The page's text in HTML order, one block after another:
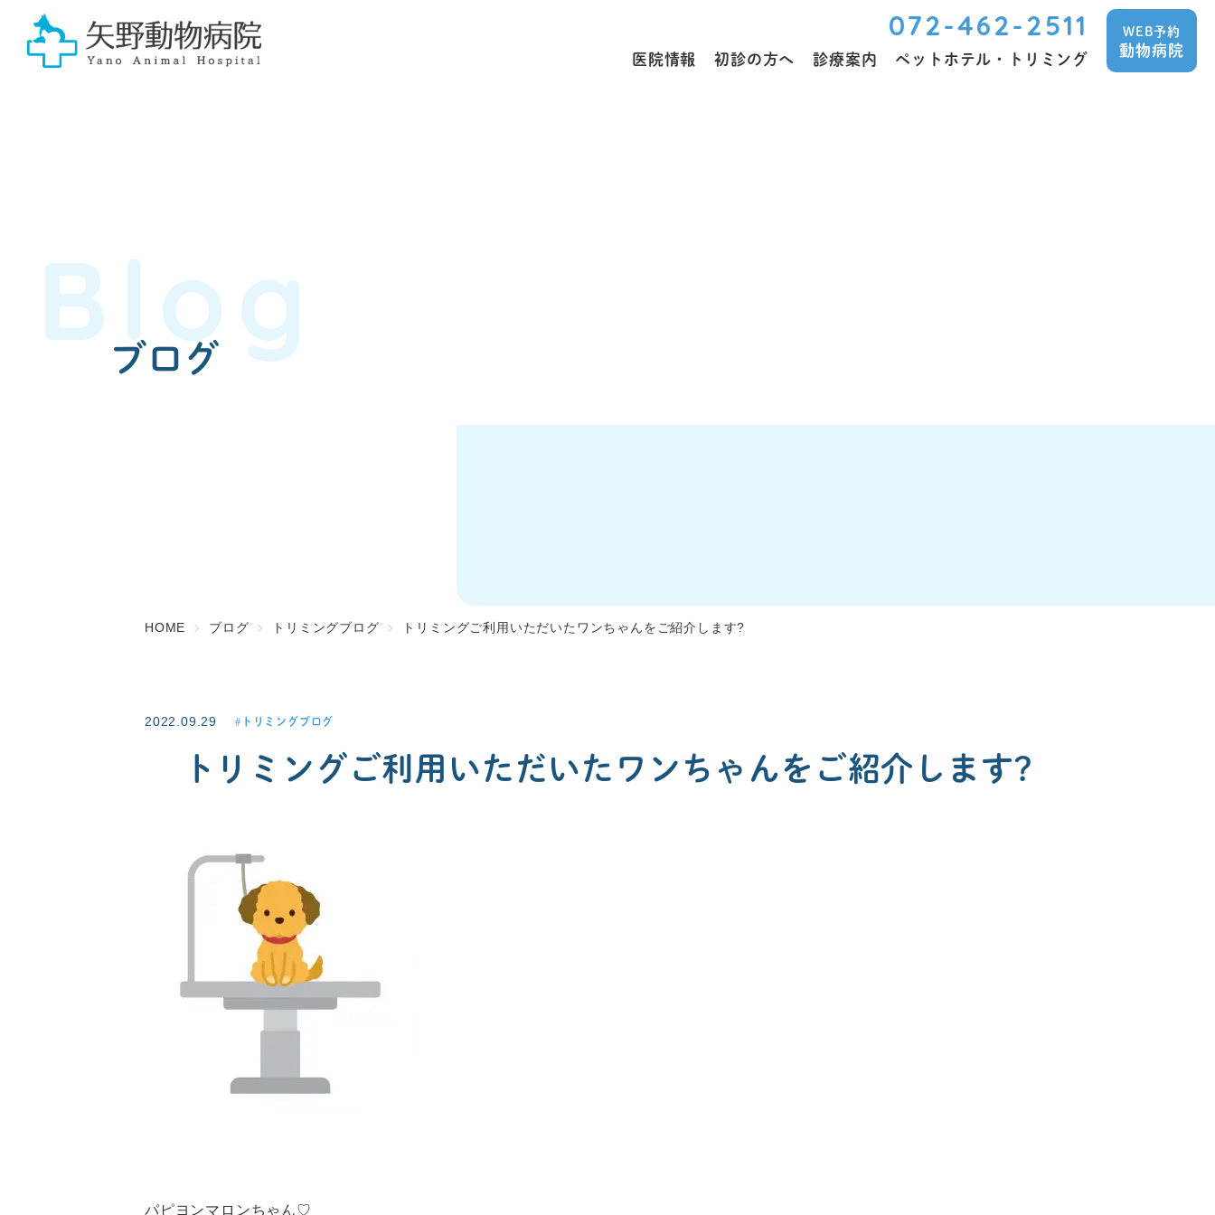
072-462-2511
医院情報 初診の方へ 診療案内 ペットホテル・トリミング
WEB予約
動物病院
ブログ
Blog
HOME ブログ トリミングブログ トリミングご利用いただいたワンちゃんをご紹介します?
2022.09.29 トリミングブログ
トリミングご利用いただいたワンちゃんをご紹介します?
パピヨンマロンちゃん♡